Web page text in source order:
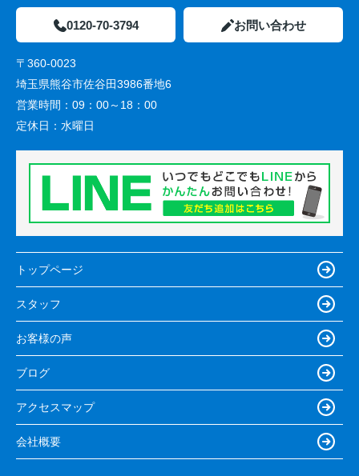
0120-70-3794 お問い合わせ
〒360-0023
埼玉県熊谷市佐谷田3986番地6
営業時間： 09：00～18：00
定休日： 水曜日
トップページ
スタッフ
お客様の声
ブログ
アクセスマップ
会社概要